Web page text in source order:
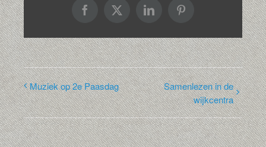
Facebook
X LinkedInPinterest
Muziek op 2e Paasdag
Samenlezen in de
wijkcentra